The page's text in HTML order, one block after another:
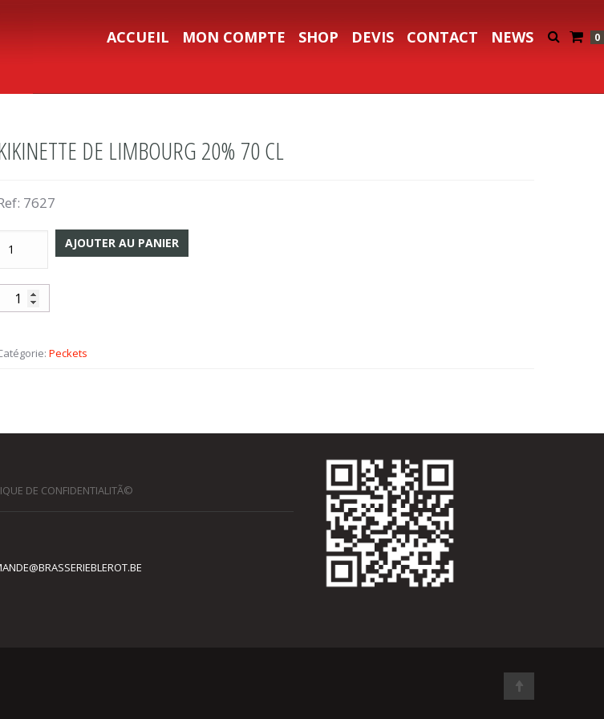
0
ACCUEIL MON COMPTE SHOP DEVIS CONTACT NEWS
DE LIMBOURG 20% 70 CL
7627
AJOUTER AU PANIER
Peckets
DE CONFIDENTIALITÃ©